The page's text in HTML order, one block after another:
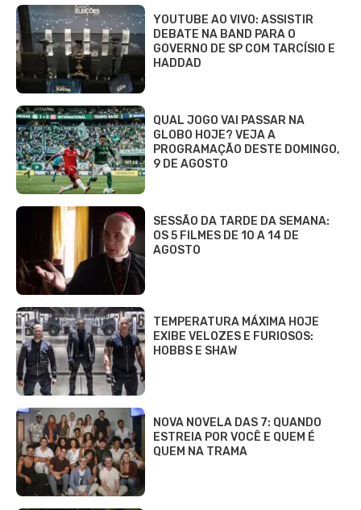
YOUTUBE AO VIVO: ASSISTIR
DEBATE NA BAND PARA O
GOVERNO DE SP COM TARCÍSIO E
HADDAD
QUAL JOGO VAI PASSAR NA
GLOBO HOJE? VEJA A
PROGRAMAÇÃO DESTE DOMINGO,
9 DE AGOSTO
SESSÃO DA TARDE DA SEMANA:
OS 5 FILMES DE 10 A 14 DE
AGOSTO
TEMPERATURA MÁXIMA HOJE
EXIBE VELOZES E FURIOSOS:
HOBBS E SHAW
NOVA NOVELA DAS 7: QUANDO
ESTREIA POR VOCÊ E QUEM É
QUEM NA TRAMA